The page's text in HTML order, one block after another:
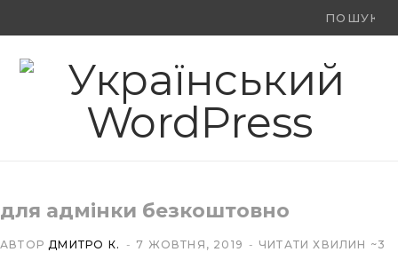
Ви
F
o
o
X
(
t
t
Y
o
e
для адмінки безкоштовно
АВТОРДМИТРО К. 7 ЖОВТНЯ, 2019 ЧИТАТИ ХВИЛИН ~3